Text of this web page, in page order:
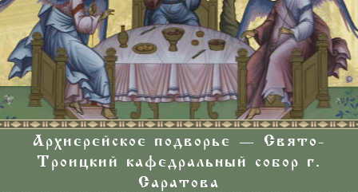
Архиерейское подворье — Свято-
Троицкий кафедральный собор г.
Саратова